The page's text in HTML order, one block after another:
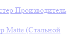
Производитель
Matte (Стальной